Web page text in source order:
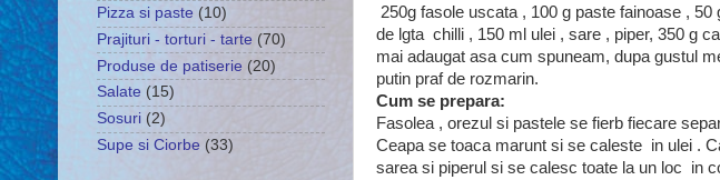
250g fasole uscata , 100 g paste fainoase ,
de lgta chilli , 150 ml ulei , sare , piper, 350 g
mai adaugat asa cum spuneam, dupa gustul
putin praf de rozmarin.
Cum se prepara:
Fasolea , orezul si pastele se fierb fiecare
Ceapa se toaca marunt si se caleste in ulei .
sarea si piperul si se calesc toate la un loc in
Pizza si paste (10)
Prajituri - torturi - tarte (70)
Produse de patiserie (20)
Salate (15)
Sosuri (2)
Supe si Ciorbe (33)